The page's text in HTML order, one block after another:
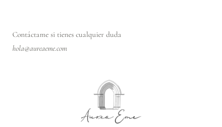
Contáctame si tienes cualquier duda
hola@aureaeme.com